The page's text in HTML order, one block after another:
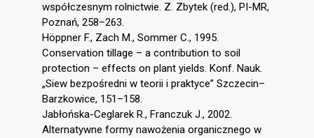
współczesnym rolnictwie. Z. Zbytek (red.), PI-MR,
Poznań, 258–263.
Höppner F., Zach M., Sommer C., 1995.
Conservation tillage – a contribution to soil
protection – effects on plant yields. Konf. Nauk.
„Siew bezpośredni w teorii i praktyce” Szczecin–
Barzkowice, 151–158.
Jabłońska-Ceglarek R., Franczuk J., 2002.
Alternatywne formy nawożenia organicznego w